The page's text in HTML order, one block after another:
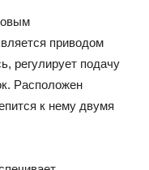
приводом
регулирует подачу
Расположен
к нему двумя